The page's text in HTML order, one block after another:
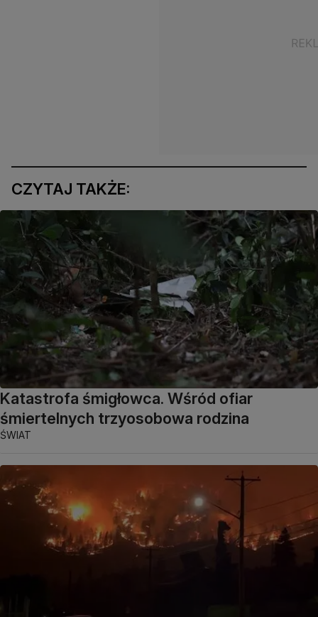
CZYTAJ TAKŻE:
Katastrofa śmigłowca. Wśród ofiar
śmiertelnych trzyosobowa rodzina
ŚWIAT